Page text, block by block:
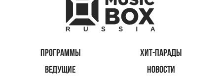
ПРОГРАММЫ
ХИТ-ПАРАДЫ
ВЕДУЩИЕ
НОВОСТИ